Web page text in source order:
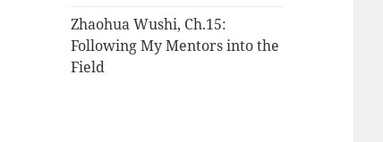
Zhaohua Wushi, Ch.15:
Following My Mentors into the
Field